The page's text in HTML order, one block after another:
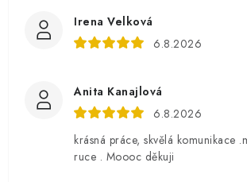
Irena Velková
6.8.2026
Anita Kanajlová
6.8.2026
krásná práce, skvělá komunikace
ruce . Moooc děkuji